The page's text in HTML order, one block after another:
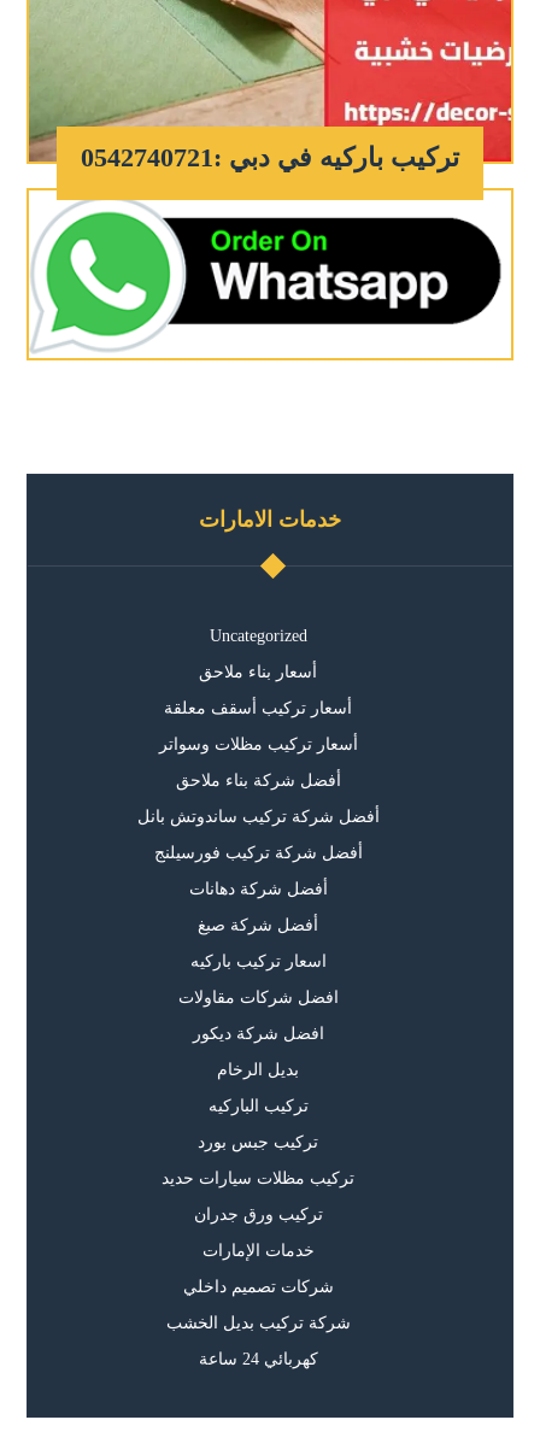
تركيب باركيه في دبي :0542740721
خدمات الامارات
Uncategorized
أسعار بناء ملاحق
أسعار تركيب أسقف معلقة
أسعار تركيب مظلات وسواتر
أفضل شركة بناء ملاحق
أفضل شركة تركيب ساندوتش بانل
أفضل شركة تركيب فورسيلنج
أفضل شركة دهانات
أفضل شركة صبغ
اسعار تركيب باركيه
افضل شركات مقاولات
افضل شركة ديكور
بديل الرخام
تركيب الباركيه
تركيب جبس بورد
تركيب مظلات سيارات حديد
تركيب ورق جدران
خدمات الإمارات
شركات تصميم داخلي
شركة تركيب بديل الخشب
كهربائي 24 ساعة